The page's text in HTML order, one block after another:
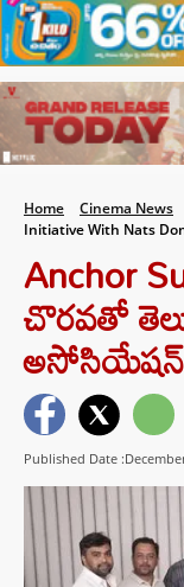
Home Cinema News
Initiative With Nats
Anchor
చొర‌వ‌తో
అసోసియేషన్
Published Date